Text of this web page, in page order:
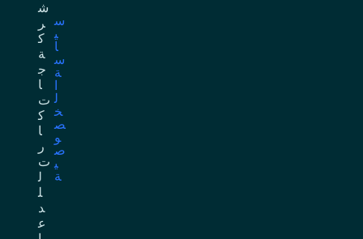
ش
ر
ك
ة
ج
ا
ت
ك
ا
ر
ت
ل
ل
د
ع
س
ي
ا
س
ة
ل
خ
ص
و
ص
ي
ة